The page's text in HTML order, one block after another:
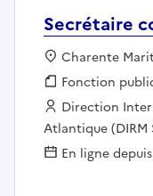
Secrétaire
Localisation :
Charente
Fonction
Fonction
Employeur :
Direction
Atlantique (DIRM
En ligne